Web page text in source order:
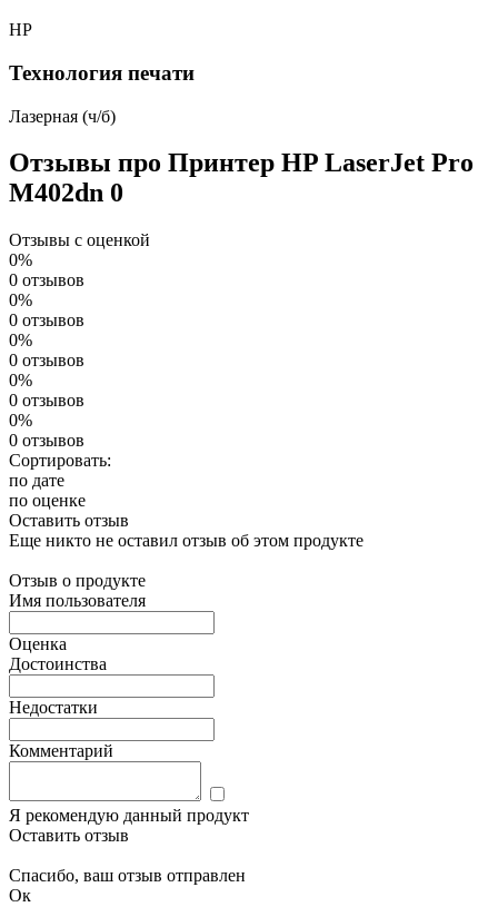
HP
Технология печати
Лазерная (ч/б)
Отзывы про Принтер HP LaserJet Pro
M402dn 0
Отзывы с оценкой
0%
0 отзывов
0%
0 отзывов
0%
0 отзывов
0%
0 отзывов
0%
0 отзывов
Сортировать:
по дате
по оценке
Оставить отзыв
Еще никто не оставил отзыв об этом продукте
Отзыв о продукте
Имя пользователя
Оценка
Достоинства
Недостатки
Комментарий
Я рекомендую данный продукт
Оставить отзыв
Спасибо, ваш отзыв отправлен
Ок